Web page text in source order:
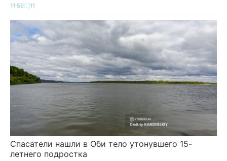
11:59 11
Спасатели нашли в Оби тело утонувшего 15-
летнего подростка